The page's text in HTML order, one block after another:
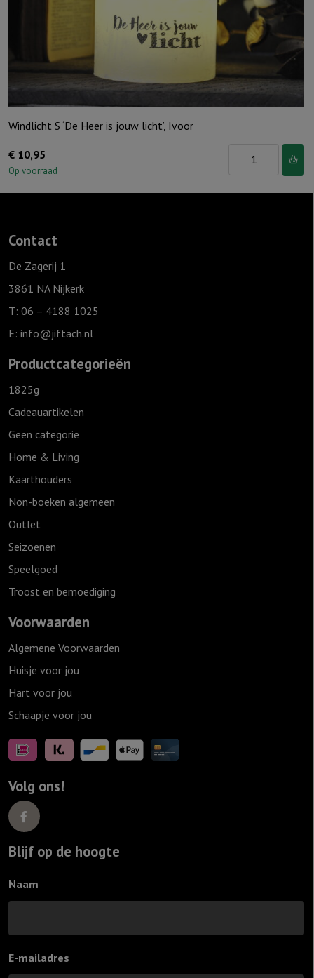
Windlicht S ‘De Heer is jouw licht’, Ivoor
€ 10,95
Op voorraad
Windlicht
'De
Contact
De Zagerij 1
3861 NA Nijkerk
T: 06 – 4188 1025
E: info@jiftach.nl
Productcategorieën
1825g
Cadeauartikelen
Geen categorie
Home & Living
Kaarthouders
Non-boeken algemeen
Outlet
Seizoenen
Speelgoed
Troost en bemoediging
Voorwaarden
Algemene Voorwaarden
Huisje voor jou
Hart voor jou
Schaapje voor jou
Volg ons!
Blijf op de hoogte
Naam
E-mailadres